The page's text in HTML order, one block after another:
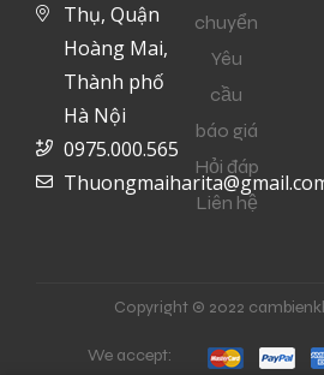
Thụ, Quận
Hoàng Mai,
Thành phố
Hà Nội
0975.000.565
chuyển
Yêu
cầu
báo giá
Hỏi đáp
Liên hệ
Copyright © 2022
We accept: